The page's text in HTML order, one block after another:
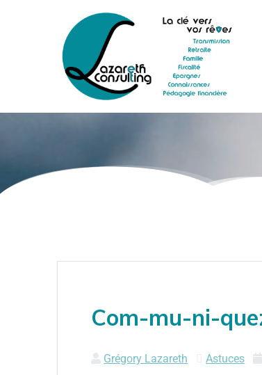
Com-mu-ni-
Grégory Lazareth Astuces